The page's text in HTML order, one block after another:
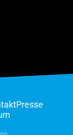
Presse